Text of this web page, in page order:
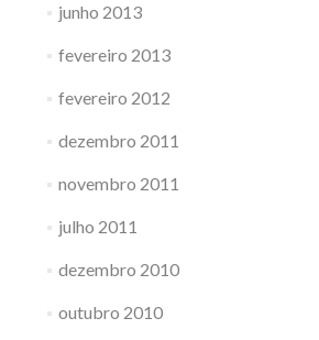
junho 2013
fevereiro 2013
fevereiro 2012
dezembro 2011
novembro 2011
julho 2011
dezembro 2010
outubro 2010